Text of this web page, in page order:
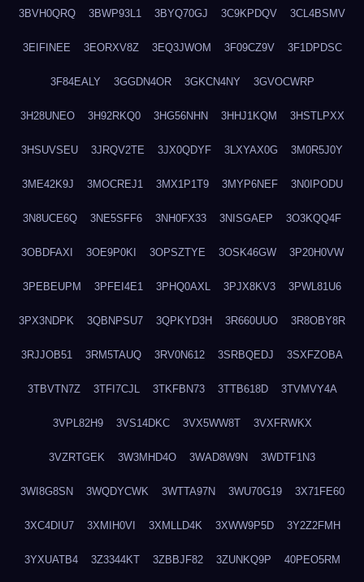
3BVH0QRQ 3BWP93L1 3BYQ70GJ 3C9KPDQV 3CL4BSMV
3EIFINEE 3EORXV8Z 3EQ3JWOM 3F09CZ9V 3F1DPDSC
3F84EALY 3GGDN4OR 3GKCN4NY 3GVOCWRP
3H28UNEO 3H92RKQ0 3HG56NHN 3HHJ1KQM 3HSTLPXX
3HSUVSEU 3JRQV2TE 3JX0QDYF 3LXYAX0G 3M0R5J0Y
3ME42K9J 3MOCREJ1 3MX1P1T9 3MYP6NEF 3N0IPODU
3N8UCE6Q 3NE5SFF6 3NH0FX33 3NISGAEP 3O3KQQ4F
3OBDFAXI 3OE9P0KI 3OPSZTYE 3OSK46GW 3P20H0VW
3PEBEUPM 3PFEI4E1 3PHQ0AXL 3PJX8KV3 3PWL81U6
3PX3NDPK 3QBNPSU7 3QPKYD3H 3R660UUO 3R8OBY8R
3RJJOB51 3RM5TAUQ 3RV0N612 3SRBQEDJ 3SXFZOBA
3TBVTN7Z 3TFI7CJL 3TKFBN73 3TTB618D 3TVMVY4A
3VPL82H9 3VS14DKC 3VX5WW8T 3VXFRWKX
3VZRTGEK 3W3MHD4O 3WAD8W9N 3WDTF1N3
3WI8G8SN 3WQDYCWK 3WTTA97N 3WU70G19 3X71FE60
3XC4DIU7 3XMIH0VI 3XMLLD4K 3XWW9P5D 3Y2Z2FMH
3YXUATB4 3Z3344KT 3ZBBJF82 3ZUNKQ9P 40PEO5RM